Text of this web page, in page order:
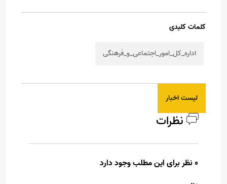
کلمات کلیدی
اداره_کل_امور_اجتماعی_و_فرهنگی
لیست اخبار
نظرات
0 نظر برای این مطلب وجود دارد